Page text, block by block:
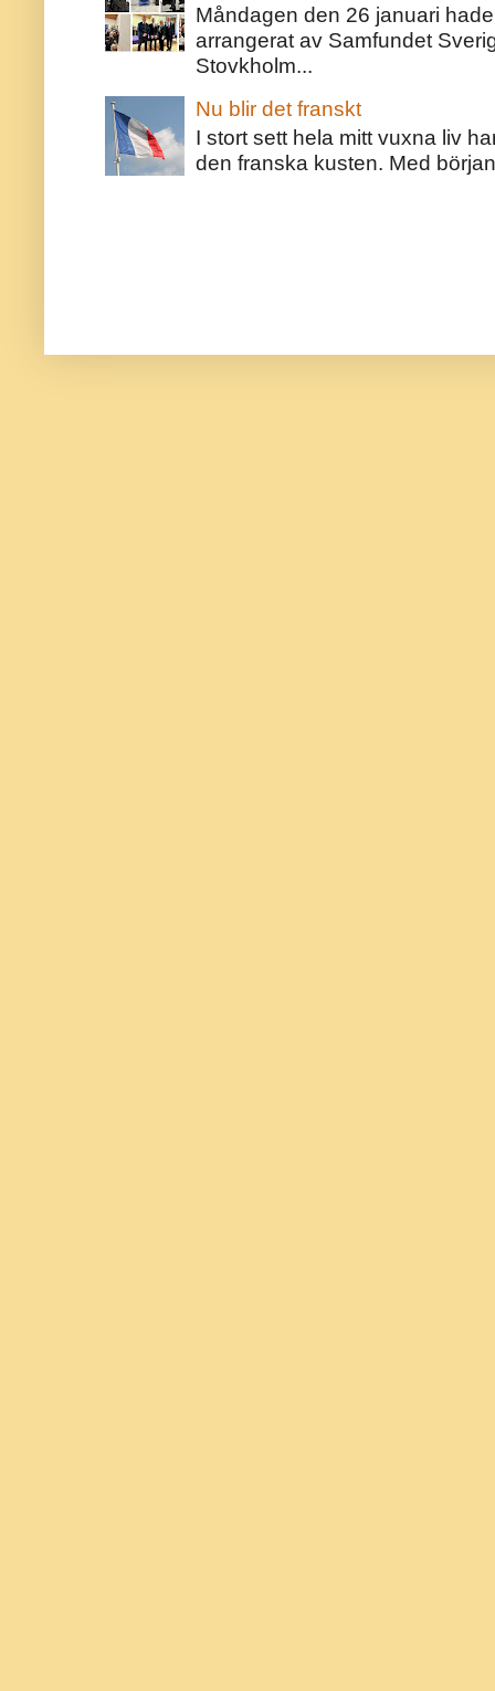
Måndagen den 26 januari
arrangerat av Samfundet
Stovkholm...
Nu blir det franskt
I stort sett hela mitt vuxna liv
den franska kusten. Med